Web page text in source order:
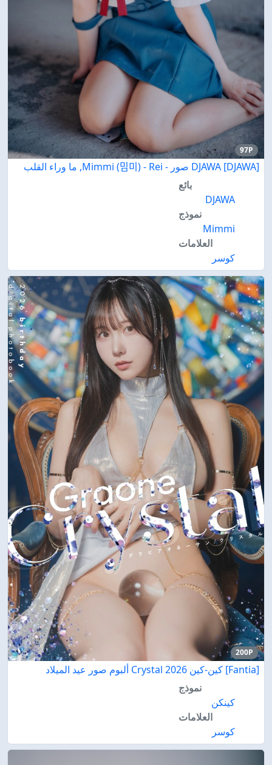
97P
[DJAWA] DJAWA صور - Mimmi (밈미) - Rei, ما وراء القلب
بائع
DJAWA
نموذج
Mimmi
العلامات
كوسر
200P
[Fantia] كين-كين Crystal 2026 ألبوم صور عيد الميلاد
نموذج
كينكن
العلامات
كوسر